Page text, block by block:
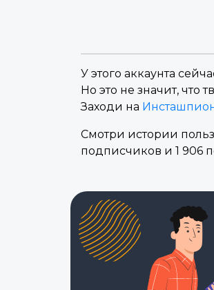
У этого аккаунта
Но это не значит, что
Заходи на
Смотри истории
подписчиков и 1 906